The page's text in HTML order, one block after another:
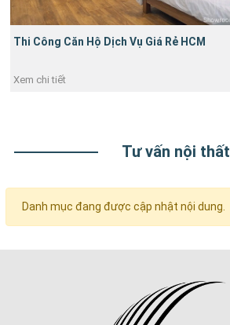
Thi Công Căn Hộ Dịch Vụ Giá Rẻ HCM
Xem chi tiết
Tư vấn nội thất
Danh mục đang được cập nhật nội dung.